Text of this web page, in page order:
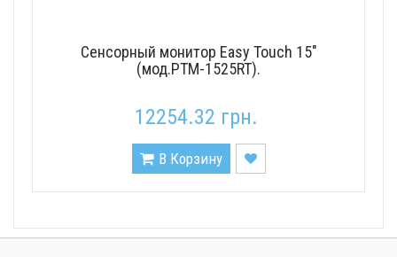
Сенсорный монитор Easy Touch 15"
(мод.PTM-1525RT).
12254.32 грн.
В Корзину